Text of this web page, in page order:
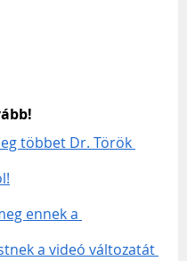
többet Dr. Török
ennek a
a videó változatát